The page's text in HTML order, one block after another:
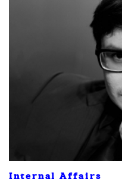
Internal Affairs